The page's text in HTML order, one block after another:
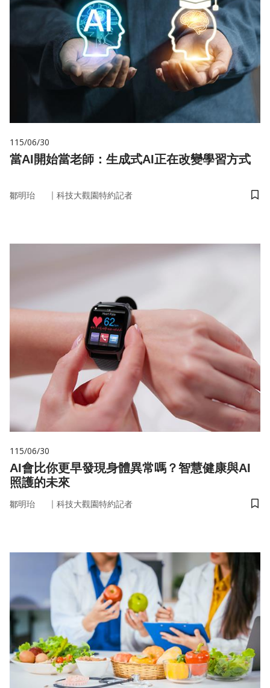
115/06/30
當AI開始當老師：生成式AI正在改變學習方式
鄒明珆 ｜ 科技大觀園特約記者
儲
115/06/30
AI會比你更早發現身體異常嗎？智慧健康與AI
照護的未來
鄒明珆 ｜ 科技大觀園特約記者
儲